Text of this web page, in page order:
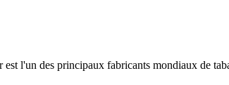
l'un des principaux fabricants mondiaux de